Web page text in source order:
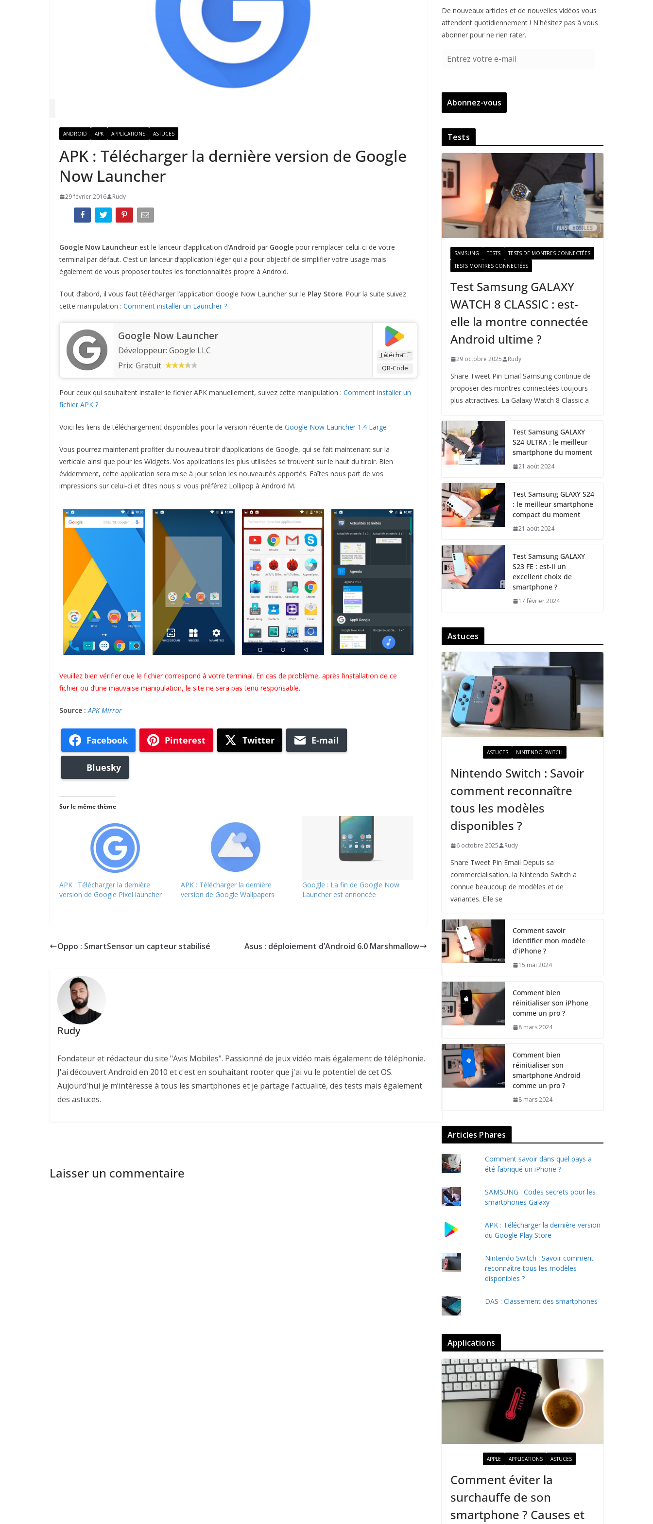
ANDROID APK APPLICATIONS ASTUCES
APK : Télécharger la dernière version de Google
Now Launcher
29 février 2016 Rudy
Google Now Launcheur est le lanceur d’application d’Android par Google pour remplacer celui-ci de votre
terminal par défaut. C’est un lanceur d’application léger qui a pour objectif de simplifier votre usage mais
également de vous proposer toutes les fonctionnalités propre à Android.
Tout d’abord, il vous faut télécharger l’application Google Now Launcher sur le Play Store. Pour la suite suivez
cette manipulation : Comment installer un Launcher ?
Télécharger
QR-Code
Google Now Launcher
Développeur: Google LLC
Prix: Gratuit
Pour ceux qui souhaitent installer le fichier APK manuellement, suivez cette manipulation : Comment installer un
fichier APK ?
Voici les liens de téléchargement disponibles pour la version récente de Google Now Launcher 1.4 Large
Vous pourrez maintenant profiter du nouveau tiroir d’applications de Google, qui se fait maintenant sur la
verticale ainsi que pour les Widgets. Vos applications les plus utilisées se trouvent sur le haut du tiroir. Bien
évidemment, cette application sera mise à jour selon les nouveautés apportés. Faîtes nous part de vos
impressions sur celui-ci et dites nous si vous préférez Lollipop à Android M.
Veuillez bien vérifier que le fichier correspond à votre terminal. En cas de problème, après l’installation de ce
fichier ou d’une mauvaise manipulation, le site ne sera pas tenu responsable.
Source : APK Mirror
Facebook Pinterest Twitter E-mail
Bluesky
Sur le même thème
APK : Télécharger la dernière
version de Google Pixel launcher
APK : Télécharger la dernière
version de Google Wallpapers
Google : La fin de Google Now
Launcher est annoncée
Oppo : SmartSensor un capteur stabilisé Asus : déploiement d’Android 6.0 Marshmallow
Rudy
Fondateur et rédacteur du site "Avis Mobiles". Passionné de jeux vidéo mais également de téléphonie.
J'ai découvert Android en 2010 et c'est en souhaitant rooter que j'ai vu le potentiel de cet OS.
Aujourd'hui je m’intéresse à tous les smartphones et je partage l'actualité, des tests mais également
des astuces.
Laisser un commentaire
De nouveaux articles et de nouvelles vidéos vous
attendent quotidiennement ! N'hésitez pas à vous
abonner pour ne rien rater.
r
z
v
t
r
e
e
-
a
i
Abonnez-vous
Tests
SAMSUNG TESTS
TESTS DE MONTRES CONNECTÉES
TESTS MONTRES CONNECTÉES
Test Samsung GALAXY
WATCH 8 CLASSIC : est-
elle la montre connectée
Android ultime ?
29 octobre 2025 Rudy
Share Tweet Pin Email Samsung continue de
proposer des montres connectées toujours
plus attractives. La Galaxy Watch 8 Classic a
Test Samsung GALAXY
S24 ULTRA : le meilleur
smartphone du moment
21 août 2024
Test Samsung GLAXY S24
: le meilleur smartphone
compact du moment
21 août 2024
Test Samsung GALAXY
S23 FE : est-il un
excellent choix de
smartphone ?
17 février 2024
Astuces
ASTUCES NINTENDO SWITCH
Nintendo Switch : Savoir
comment reconnaître
tous les modèles
disponibles ?
6 octobre 2025 Rudy
Share Tweet Pin Email Depuis sa
commercialisation, la Nintendo Switch a
connue beaucoup de modèles et de
variantes. Elle se
Comment savoir
identifier mon modèle
d’iPhone ?
15 mai 2024
Comment bien
réinitialiser son iPhone
comme un pro ?
8 mars 2024
Comment bien
réinitialiser son
smartphone Android
comme un pro ?
8 mars 2024
Articles Phares
Comment savoir dans quel pays a
été fabriqué un iPhone ?
SAMSUNG : Codes secrets pour les
smartphones Galaxy
APK : Télécharger la dernière version
du Google Play Store
Nintendo Switch : Savoir comment
reconnaître tous les modèles
disponibles ?
DAS : Classement des smartphones
Applications
APPLE APPLICATIONS ASTUCES
Comment éviter la
surchauffe de son
smartphone ? Causes et